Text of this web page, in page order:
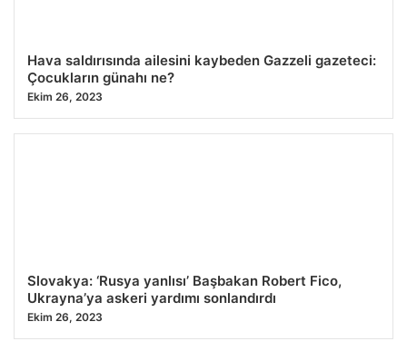
Hava saldırısında ailesini kaybeden Gazzeli gazeteci:
Çocukların günahı ne?
Ekim 26, 2023
Slovakya: ‘Rusya yanlısı’ Başbakan Robert Fico,
Ukrayna’ya askeri yardımı sonlandırdı
Ekim 26, 2023